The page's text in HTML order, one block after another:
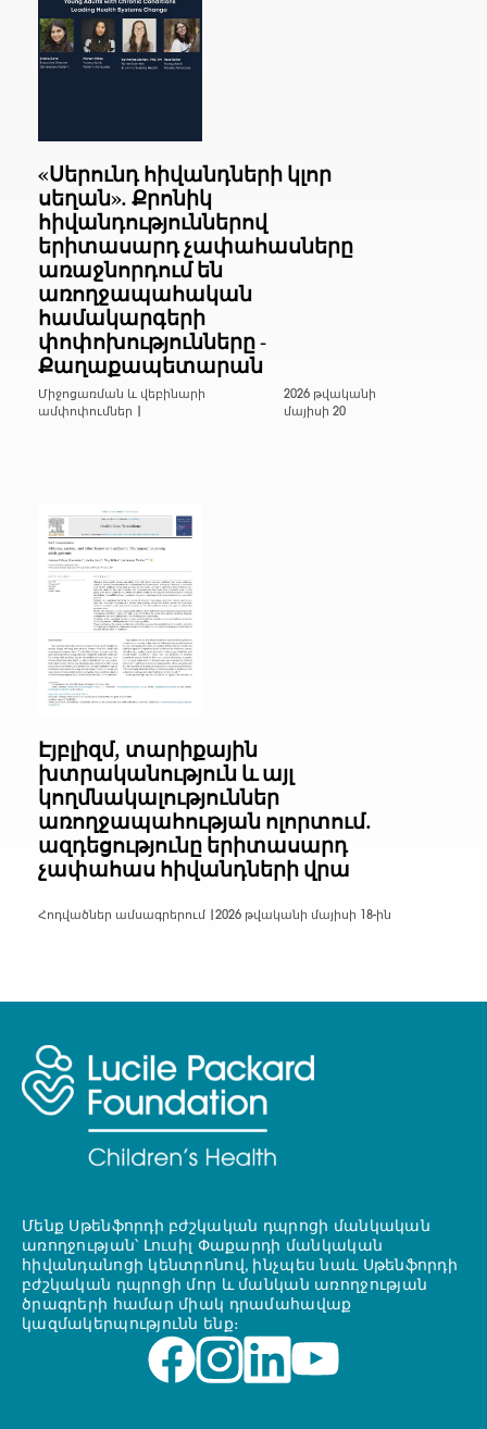
«Սերունդ հիվանդների կլոր
սեղան». Քրոնիկ
հիվանդություններով
երիտասարդ չափահասները
առաջնորդում են
առողջապահական
համակարգերի
փոփոխությունները -
Քաղաքապետարան
Միջոցառման և վեբինարի
ամփոփումներ |
2026 թվականի
մայիսի 20
Էյբլիզմ, տարիքային
խտրականություն և այլ
կողմնակալություններ
առողջապահության ոլորտում.
ազդեցությունը երիտասարդ
չափահաս հիվանդների վրա
Հոդվածներ ամսագրերում | 2026 թվականի մայիսի 18-ին
Մենք Սթենֆորդի բժշկական դպրոցի մանկական
առողջության՝ Լուսիլ Փաքարդի մանկական
հիվանդանոցի կենտրոնով, ինչպես նաև Սթենֆորդի
բժշկական դպրոցի մոր և մանկան առողջության
ծրագրերի համար միակ դրամահավաք
կազմակերպությունն ենք։